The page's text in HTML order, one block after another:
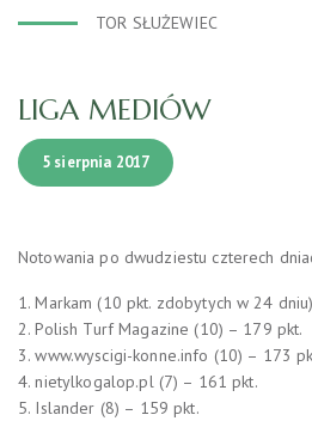
TOR SŁUŻEWIEC
LIGA MEDIÓW
5 sierpnia 2017
Notowania po dwudziestu czterech
1. Markam (10 pkt. zdobytych w 24
2. Polish Turf Magazine (10) – 179 pkt.
3. www.wyscigi-konne.info (10) – 173
4. nietylkogalop.pl (7) – 161 pkt.
5. Islander (8) – 159 pkt.